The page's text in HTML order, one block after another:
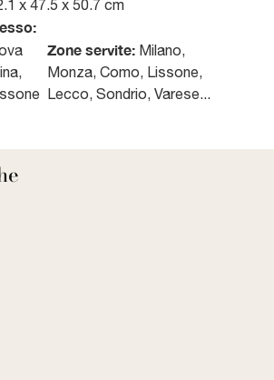
x 47.5 x 50.7 cm
Zone servite: Milano,
Monza, Como, Lissone,
Lecco, Sondrio, Varese...